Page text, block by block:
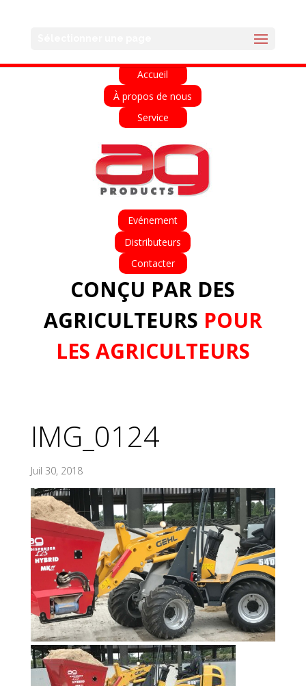
Accueil
À propos de nous
Service
Evénement
Distributeurs
Contacter
CONÇU PAR DES
AGRICULTEURS POUR
LES AGRICULTEURS
IMG_0124
Juil 30, 2018